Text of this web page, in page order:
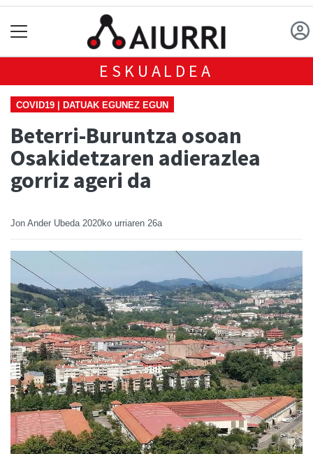
ESKUALDEA
COVID19 | DATUAK EGUNEZ EGUN
Beterri-Buruntza osoan
Osakidetzaren adierazlea
gorriz ageri da
Jon Ander Ubeda 2020ko urriaren 26a